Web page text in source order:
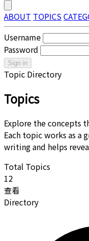
ABOUT TOPICS
Username
Password
Sign in
Topic Directory
Topics
Explore the concepts
Each topic works as a
writing and helps
Total Topics
12
查看
Directory